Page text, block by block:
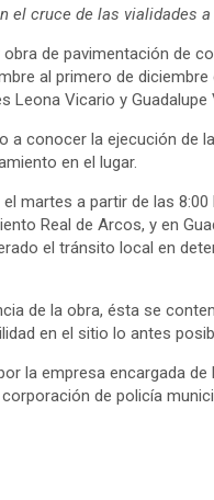
el cruce de las vialidades
obra de pavimentación de
al primero de
Leona Vicario y Guadalupe
a conocer la ejecución de
en el lugar.
martes a partir de las
Real de Arcos, y en
el tránsito local en
de la obra, ésta se
en el sitio lo antes
la empresa encargada
de policía